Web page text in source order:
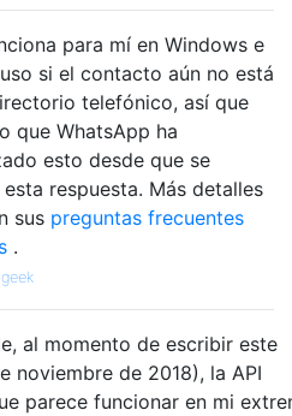
para mí en Windows e
si el contacto aún no está
telefónico, así que
que WhatsApp ha
esto desde que se
respuesta. Más detalles
sus preguntas frecuentes
.
al momento de escribir este
noviembre de 2018), la API
parece funcionar en mi